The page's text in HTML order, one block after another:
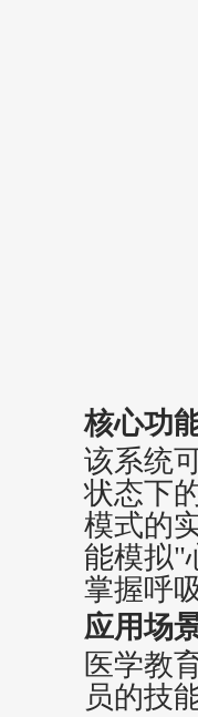
核心功
该系统
状态下
模式的
能模拟"
掌握呼
应用场
医学教
员的技